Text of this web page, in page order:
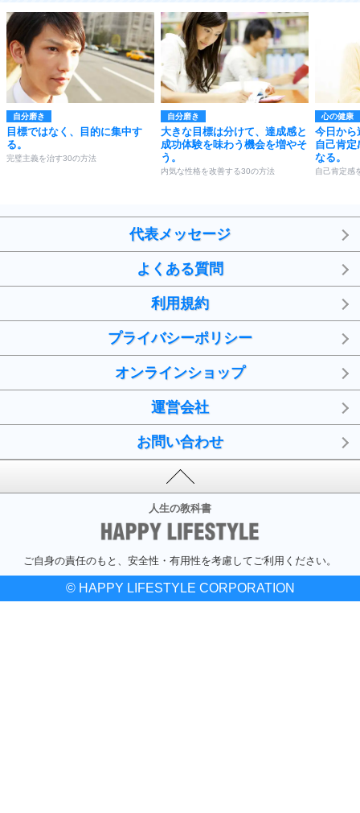
自分磨き
目標ではなく、目的に集中す
る。
完璧主義を治す30の方法
自分磨き
大きな目標は分けて、達成感と
成功体験を味わう機会を増やそ
う。
内気な性格を改善する30の方法
心の健康
今日から
自己肯
なる。
自己肯定感
代表メッセージ
よくある質問
利用規約
プライバシーポリシー
オンラインショップ
運営会社
お問い合わせ
人生の教科書
ご自身の責任のもと、安全性・有用性を考慮してご利用ください。
© HAPPY LIFESTYLE CORPORATION